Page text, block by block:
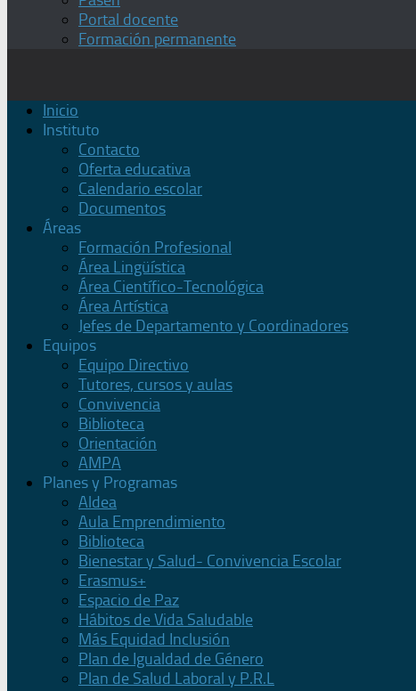
Portal docente
Formación permanente
Inicio
Instituto
Contacto
Oferta educativa
Calendario escolar
Documentos
Áreas
Formación Profesional
Área Lingüística
Área Científico-Tecnológica
Área Artística
Jefes de Departamento y Coordinadores
Equipos
Equipo Directivo
Tutores, cursos y aulas
Convivencia
Biblioteca
Orientación
AMPA
Planes y Programas
Aldea
Aula Emprendimiento
Biblioteca
Bienestar y Salud- Convivencia Escolar
Erasmus+
Espacio de Paz
Hábitos de Vida Saludable
Más Equidad Inclusión
Plan de Igualdad de Género
Plan de Salud Laboral y P.R.L